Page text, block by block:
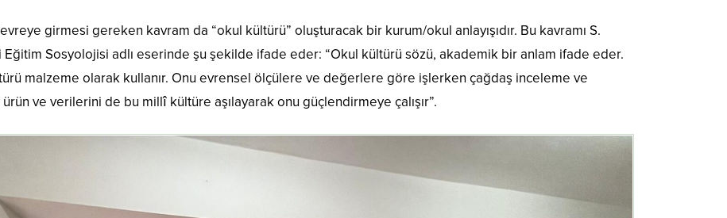
girmesi gereken kavram da “okul kültürü” oluşturacak bir kurum/okul anlayışıdır. Bu kavramı S.
Eğitim Sosyolojisi adlı eserinde şu şekilde ifade eder: “Okul kültürü sözü, akademik bir anlam ifade eder.
malzeme olarak kullanır. Onu evrensel ölçülere ve değerlere göre işlerken çağdaş inceleme ve
ürün ve verilerini de bu millî kültüre aşılayarak onu güçlendirmeye çalışır”.